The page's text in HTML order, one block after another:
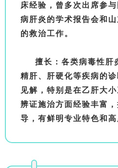
床经验，曾多次出席参
病肝炎的学术报告会和
的救治工作。
擅长：各类病毒性肝
精肝、肝硬化等疾病的
见解，特别是在乙肝大
辨证施治方面经验丰富
导，有鲜明专业特色和高